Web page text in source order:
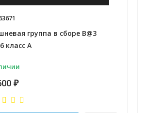
группа в сборе B@3
класс А
₽